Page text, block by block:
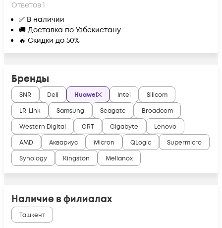
Ответов:1
✅ В наличии
🚚 Доставка по Узбекистану
🔥 Скидки до 50%
Бренды
SNR Dell Huawei Intel
Silicom
LR-Link
Samsung Seagate
Broadcom
Western Digital
GRT Gigabyte
Lenovo
AMD
Аквариус Micron QLogic
Supermicro
Synology
Kingston Mellanox
Наличие в филиалах
Ташкент